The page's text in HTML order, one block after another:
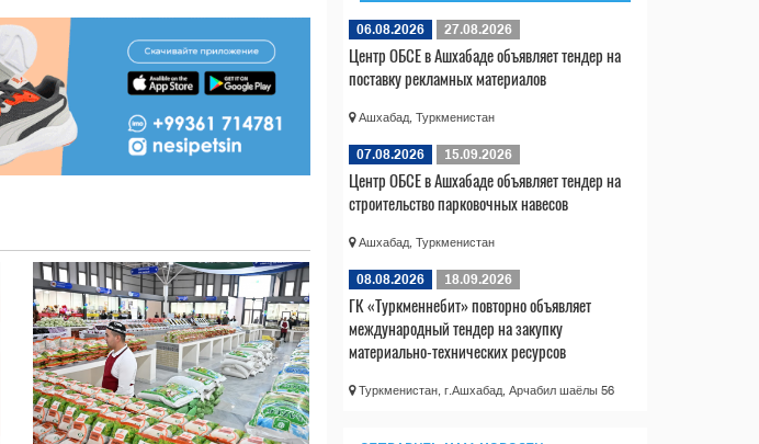
06.08.2026 27.08.2026
Центр ОБСЕ в Ашхабаде объявляет тендер на
поставку рекламных материалов
Ашхабад, Туркменистан
07.08.2026 15.09.2026
Центр ОБСЕ в Ашхабаде объявляет тендер на
строительство парковочных навесов
Ашхабад, Туркменистан
08.08.2026 18.09.2026
ГК «Туркменнебит» повторно объявляет
международный тендер на закупку
материально-технических ресурсов
Туркменистан, г.Ашхабад, Арчабил шаёлы 56